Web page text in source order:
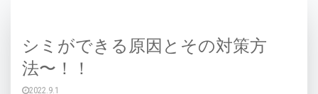
シミができる原因とその対策方
法〜！！
2022.9.1